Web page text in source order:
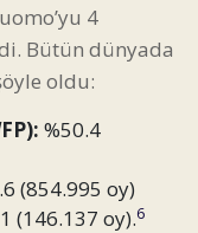
4
Bütün dünyada
oldu:
%50.4
(854.995 oy)
(146.137 oy).6